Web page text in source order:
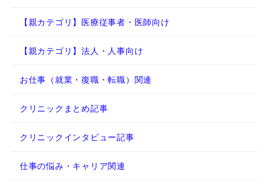
【親カテゴリ】医療従事者・医師向け
【親カテゴリ】法人・人事向け
お仕事（就業・復職・転職）関連
クリニックまとめ記事
クリニックインタビュー記事
仕事の悩み・キャリア関連